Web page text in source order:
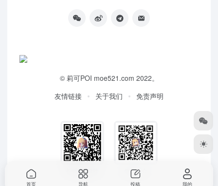
© 莉可POI moe521.com 2022。
友情链接
关于我们 免责声明
扫码加QQ群 微信公众
首页 导航 投稿 我的